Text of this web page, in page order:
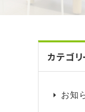
カテゴリ
お知